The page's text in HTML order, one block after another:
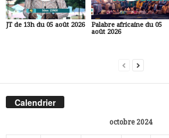
JT de 13h du 05 août 2026
Palabre africaine du 05
août 2026
Calendrier
octobre 2024